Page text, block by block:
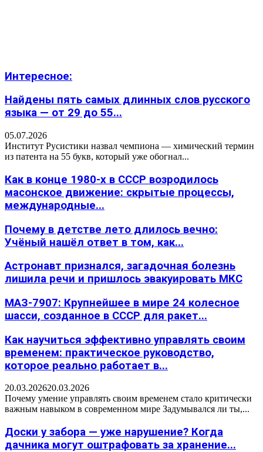
Интересное:
Найдены пять самых длинных слов русского
языка — от 29 до 55...
05.07.2026
Институт Русистики назвал чемпиона — химический термин
из патента на 55 букв, который уже обогнал...
Как в конце 1980-х в СССР возродилось
масонское движение: скрытые процессы,
международные...
Почему в детстве лето длилось вечно:
Учёный нашёл ответ в том, как...
Астронавт признался, загадочная болезнь
лишила речи и пришлось эвакуировать МКС
МАЗ-7907: Крупнейшее в мире 24 колесное
шасси, созданное в СССР для ракет...
Как научиться эффективно управлять своим
временем: практическое руководство,
которое реально работает в...
20.03.202620.03.2026
Почему умение управлять своим временем стало критически
важным навыком в современном мире Задумывался ли ты,...
Доски у забора — уже нарушение? Когда
дачника могут оштрафовать за хранение...